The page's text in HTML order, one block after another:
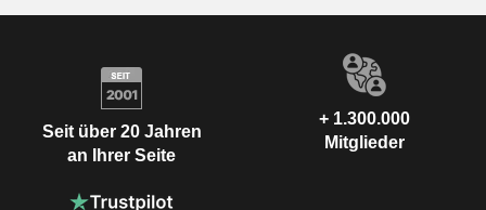
Seit über 20 Jahren
an Ihrer Seite
+ 1.300.000
Mitglieder